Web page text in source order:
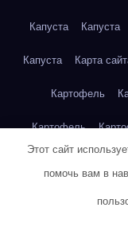
Капуста Капуста
Капуста Карта
Картофель
Картофель
Этот сайт
помочь вам в